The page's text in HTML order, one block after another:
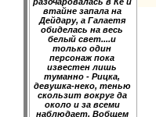
втайне запала на
Дейдару, а Галаетя
обиделась на весь
белый свет....и
только один
персонаж пока
известен лишь
туманно - Рицка,
девушка-неко, тенью
скользит вокруг да
около и за всеми
наблюдает. Вобщем